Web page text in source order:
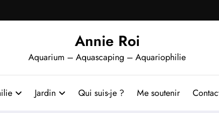
Annie Roi
Aquarium – Aquascaping – Aquariophilie
Jardin Qui suis-je ? Me soutenir